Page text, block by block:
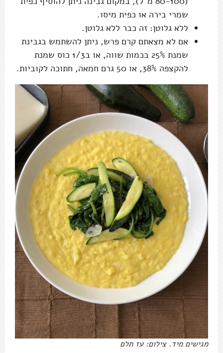
שמרי בירה או כפית מיסו.
ללא גלוטן: זה כבר ללא גלוטן.
אם לא מצאתם קרם פרש, ניתן להשתמש בגבינת
שמנת 25% בכמות שווה, או ב1/3 כוס שמנת
להקצפה 38%, או 50 גרם חמאה, חתוכה לקוביות.
מגישים מיד. צילום: עז תלם